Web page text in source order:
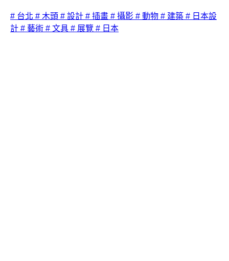
# 台北 # 木頭 # 設計 # 插畫 # 攝影 # 動物 # 建築 # 日本設
計 # 藝術 # 文具 # 展覽 # 日本